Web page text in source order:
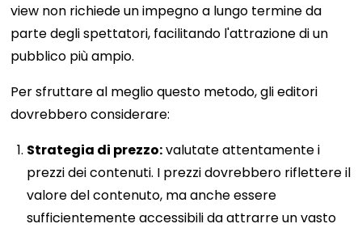
view non richiede un impegno a lungo termine da
parte degli spettatori, facilitando l'attrazione di un
pubblico più ampio.
Per sfruttare al meglio questo metodo, gli editori
dovrebbero considerare:
Strategia di prezzo:valutate attentamente i
prezzi dei contenuti. I prezzi dovrebbero riflettere il
valore del contenuto, ma anche essere
sufficientemente accessibili da attrarre un vasto